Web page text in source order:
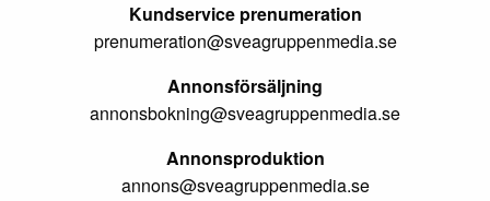
Kundservice prenumeration
prenumeration@sveagruppenmedia.se
Annonsförsäljning
annonsbokning@sveagruppenmedia.se
Annonsproduktion
annons@sveagruppenmedia.se